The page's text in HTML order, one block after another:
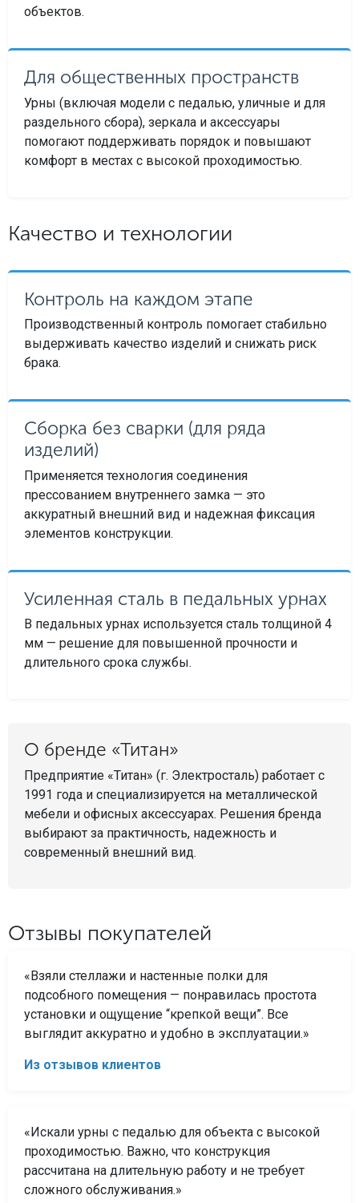
объектов.
Для общественных пространств
Урны (включая модели с педалью, уличные и для
раздельного сбора), зеркала и аксессуары
помогают поддерживать порядок и повышают
комфорт в местах с высокой проходимостью.
Качество и технологии
Контроль на каждом этапе
Производственный контроль помогает стабильно
выдерживать качество изделий и снижать риск
брака.
Сборка без сварки (для ряда
изделий)
Применяется технология соединения
прессованием внутреннего замка — это
аккуратный внешний вид и надежная фиксация
элементов конструкции.
Усиленная сталь в педальных урнах
В педальных урнах используется сталь толщиной 4
мм — решение для повышенной прочности и
длительного срока службы.
О бренде «Титан»
Предприятие «Титан» (г. Электросталь) работает с
1991 года и специализируется на металлической
мебели и офисных аксессуарах. Решения бренда
выбирают за практичность, надежность и
современный внешний вид.
Отзывы покупателей
«Взяли стеллажи и настенные полки для
подсобного помещения — понравилась простота
установки и ощущение “крепкой вещи”. Все
выглядит аккуратно и удобно в эксплуатации.»
Из отзывов клиентов
«Искали урны с педалью для объекта с высокой
проходимостью. Важно, что конструкция
рассчитана на длительную работу и не требует
сложного обслуживания.»